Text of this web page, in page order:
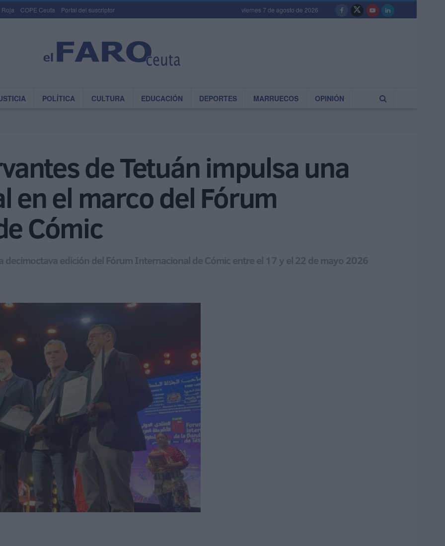
Roja COPE Ceuta Portal del suscriptor viernes 7 de agosto de 2026
POLÍTICA CULTURA EDUCACIÓN DEPORTES MARRUECOS OPINIÓN
de Tetuán impulsa una
en el marco del Fórum
Cómic
decimoctava edición del Fórum Internacional de Cómic entre el 17 y el 22 de mayo 2026